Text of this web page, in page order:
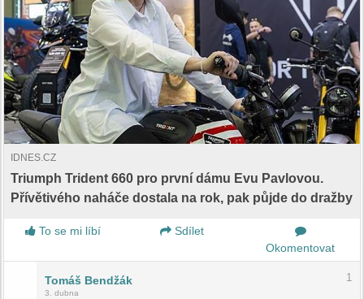
IDNES.CZ
Triumph Trident 660 pro první dámu Evu Pavlovou.
Přívětivého naháče dostala na rok, pak půjde do dražby
To se mi líbí
Sdílet
Okomentovat
Tomáš Bendžák
3. dubna
1